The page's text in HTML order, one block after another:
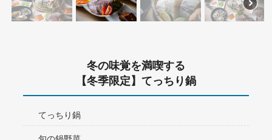
冬の味覚を満喫する
【冬季限定】てっちり鍋
てっちり鍋